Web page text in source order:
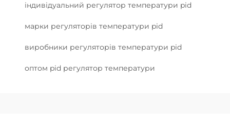
індивідуальний регулятор температури pid
марки регуляторів температури pid
виробники регуляторів температури pid
оптом pid регулятор температури